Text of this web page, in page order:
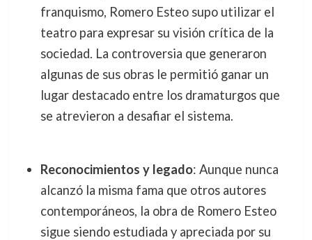
franquismo, Romero Esteo supo utilizar el
teatro para expresar su visión crítica de la
sociedad. La controversia que generaron
algunas de sus obras le permitió ganar un
lugar destacado entre los dramaturgos que
se atrevieron a desafiar el sistema.
Reconocimientos y legado: Aunque nunca
alcanzó la misma fama que otros autores
contemporáneos, la obra de Romero Esteo
sigue siendo estudiada y apreciada por su